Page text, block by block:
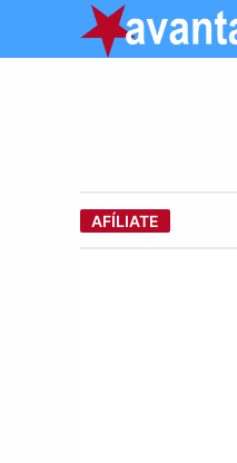
AFÍLIATE